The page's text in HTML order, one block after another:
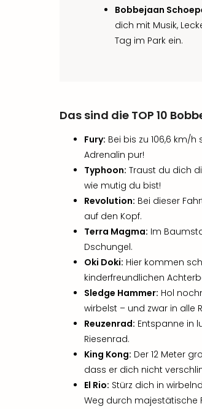
Bobbejaan
dich mit Musik,
Tag im Park ein.
Das sind die TOP 10
Fury: Bei bis zu 106,6 km/
Adrenalin pur!
Typhoon: Traust du dich
wie mutig du bist!
Revolution: Bei dieser
auf den Kopf.
Terra Magma: Im
Dschungel.
Oki Doki: Hier kommen
kinderfreundlichen
Sledge Hammer: Hol
wirbelst – und zwar in alle
Reuzenrad: Entspanne in
Riesenrad.
King Kong: Der 12 Meter
dass er dich nicht
El Rio: Stürz dich in
Weg durch majestätische